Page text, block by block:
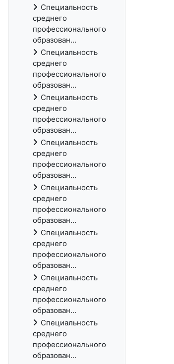
Специальность
среднего
профессионального
образован...
Специальность
среднего
профессионального
образован...
Специальность
среднего
профессионального
образован...
Специальность
среднего
профессионального
образован...
Специальность
среднего
профессионального
образован...
Специальность
среднего
профессионального
образован...
Специальность
среднего
профессионального
образован...
Специальность
среднего
профессионального
образован...